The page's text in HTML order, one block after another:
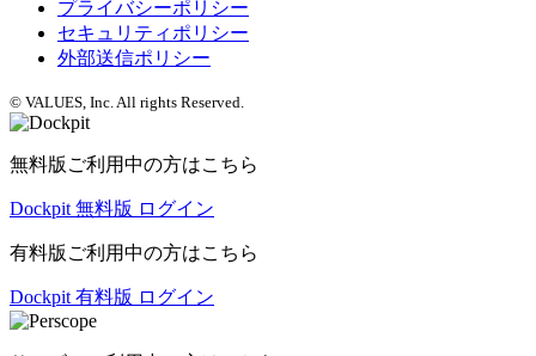
プライバシーポリシー
セキュリティポリシー
外部送信ポリシー
© VALUES, Inc. All rights Reserved.
無料版ご利用中の方はこちら
Dockpit 無料版 ログイン
有料版ご利用中の方はこちら
Dockpit 有料版 ログイン